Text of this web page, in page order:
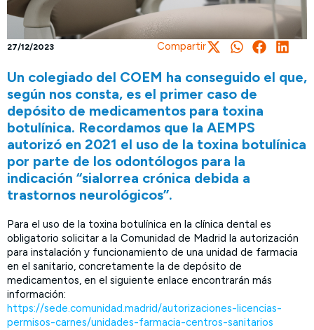
27/12/2023 Compartir
Un colegiado del COEM ha conseguido el que,
según nos consta, es el primer caso de
depósito de medicamentos para toxina
botulínica. Recordamos que la AEMPS
autorizó en 2021 el uso de la toxina botulínica
por parte de los odontólogos para la
indicación “sialorrea crónica debida a
trastornos neurológicos”.
Para el uso de la toxina botulínica en la clínica dental es
obligatorio solicitar a la Comunidad de Madrid la autorización
para instalación y funcionamiento de una unidad de farmacia
en el sanitario, concretamente la de depósito de
medicamentos, en el siguiente enlace encontrarán más
información:
https://sede.comunidad.madrid/autorizaciones-licencias-
permisos-carnes/unidades-farmacia-centros-sanitarios